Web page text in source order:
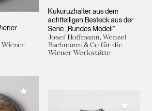
Wiener
Kukuruzhalter aus dem
achtteiligen Besteck aus der
Serie „Rundes Modell“
Josef Hoffmann, Wenzel
Bachmann & Co für die
Wiener Werkstätte
Meiner Sammlung hinzufügen
Meiner